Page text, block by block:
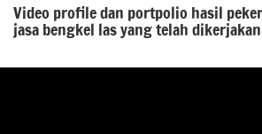
Video profile dan portpolio hasil
jasa bengkel las yang telah